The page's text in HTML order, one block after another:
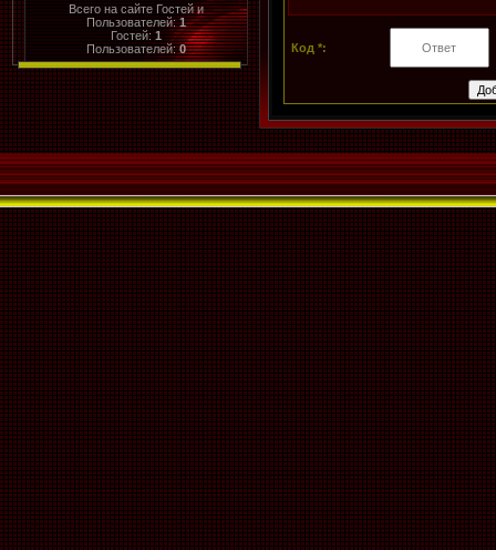
Всего на сайте Гостей и
Пользователей:1
Гостей:1
Пользователей:0 Код *: